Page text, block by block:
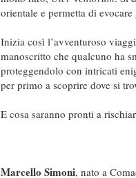
orientale e permetta di
Inizia così l’avventuroso
manoscritto che qualcuno ha
proteggendolo con intricati
per primo a scoprire dove si
E cosa saranno pronti a
Marcello Simoni, nato a